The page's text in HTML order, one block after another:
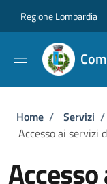
Regione Lombardia
Briciole
Home / Servizi /
Accesso ai servizi